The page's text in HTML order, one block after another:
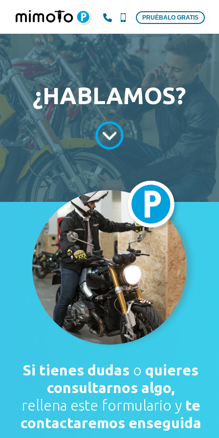
PRUÉBALO GRATIS
¿HABLAMOS?
Si tienes dudas o quieres
consultarnos algo,
rellena este formulario y te
contactaremos enseguida